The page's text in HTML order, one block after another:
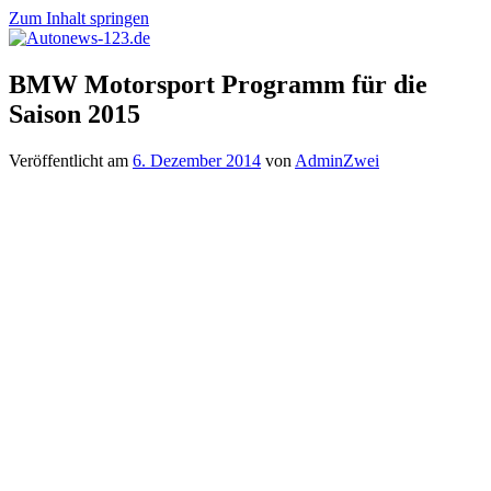
Zum Inhalt springen
Autonews-
123.de
Autonews
mit
Charme
BMW Motorsport Programm für die
Saison 2015
Veröffentlicht am 6. Dezember 2014 von AdminZwei